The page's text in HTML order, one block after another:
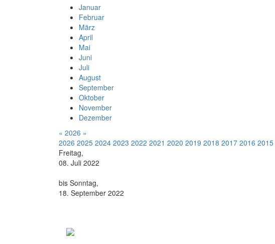
Januar
Februar
März
April
Mai
Juni
Juli
August
September
Oktober
November
Dezember
« 2026 »
2026 2025 2024 2023 2022 2021 2020 2019 2018 2017 2016 2015
Freitag,
08. Juli 2022
bis Sonntag,
18. September 2022